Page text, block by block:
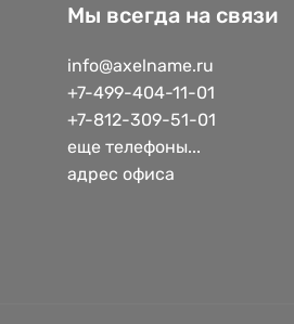
Мы всегда на связи
info@axelname.ru
+7-499-404-11-01
+7-812-309-51-01
еще телефоны...
адрес офиса